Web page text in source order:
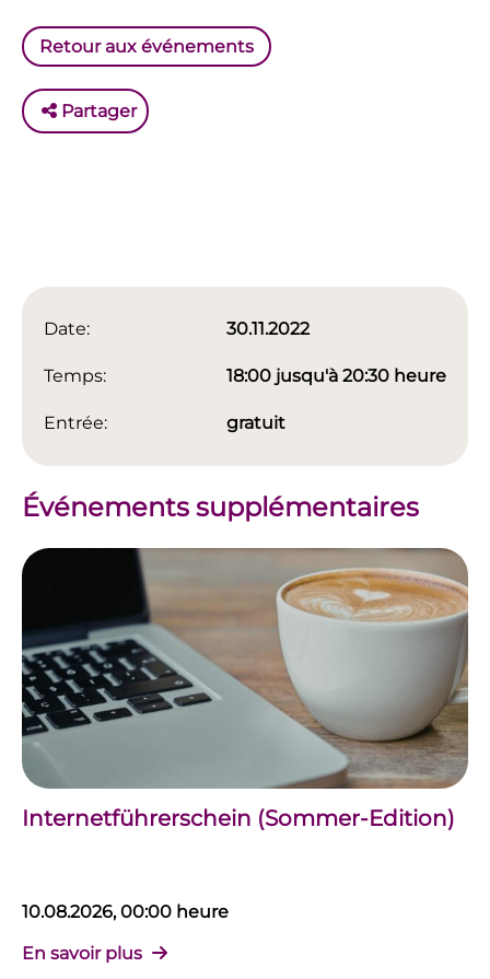
Retour aux événements
Partager
Date: 30.11.2022
Temps: 18:00 jusqu'à 20:30 heure
Entrée: gratuit
Événements supplémentaires
Internetführerschein (Sommer-Edition)
10.08.2026, 00:00 heure
En savoir plus